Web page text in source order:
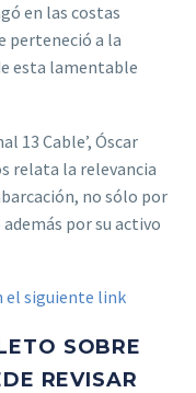
en las costas
perteneció a la
esta lamentable
13 Cable’, Óscar
relata la relevancia
no sólo por
por su activo
el siguiente link
SOBRE
REVISAR